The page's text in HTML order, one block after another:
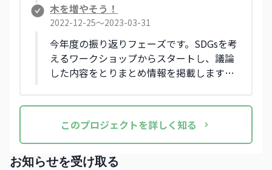
木を増やそう！
2022-12-25〜2023-03-31
今年度の振り返りフェーズです。SDGsを考
えるワークショップからスタートし、議論
した内容をとりまとめ情報を掲載します。
このプロジェクトを詳しく知る
お知らせを受け取る